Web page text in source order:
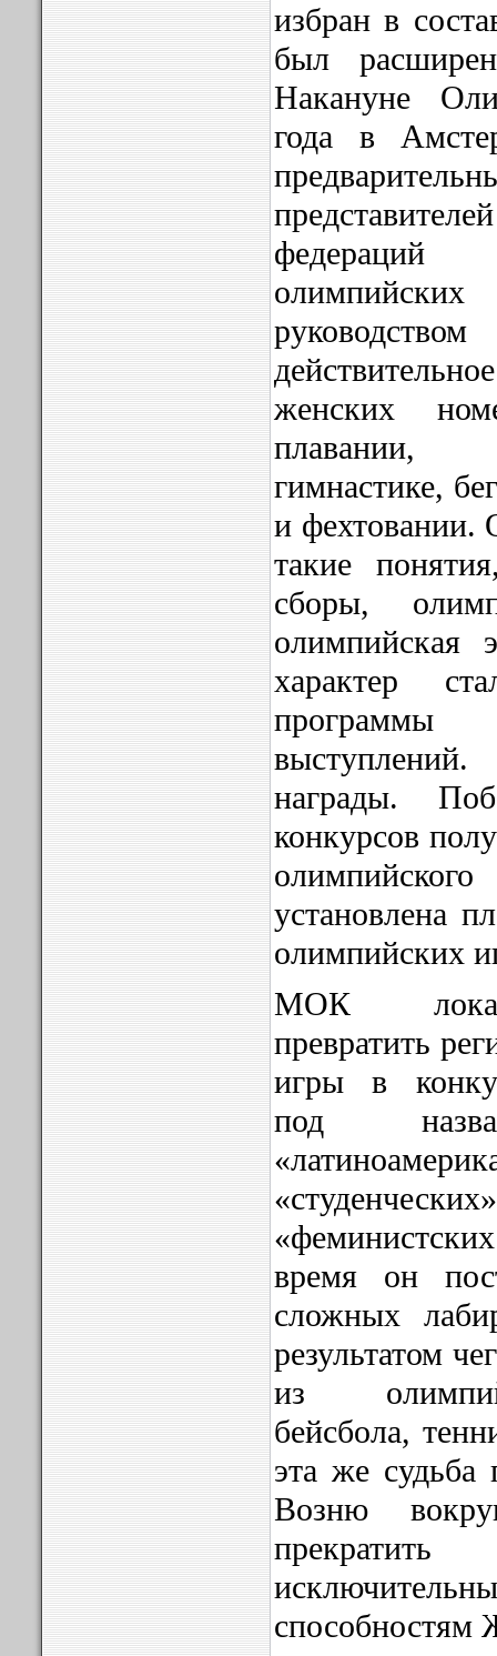
избран в
был
Накануне
года в
женских
плавании,
гимнастике,
и фехтовании.
такие
сборы,
олимпийская
характер
программы
награды.
конкурсов
установлена
олимпийских
МОК
превратить
игры в
под
время он
сложных
результатом
из
бейсбола,
эта же судьба
Возню
прекратить